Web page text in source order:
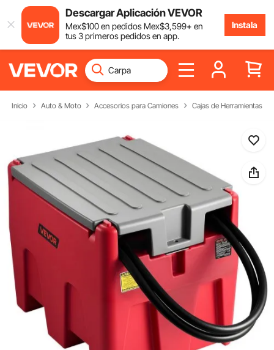
Descargar Aplicación VEVOR
Mex$100en pedidos Mex$3,599+ en
tus 3 primeros pedidos en app.
Instala
Inicio Auto & Moto Accesorios para Camiones Cajas de Herramientas